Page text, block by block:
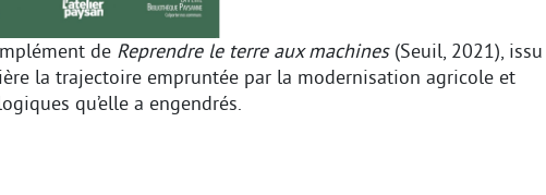
de Reprendre le terre aux machines(Seuil, 2021), issu
la trajectoire empruntée par la modernisation agricole et
qu’elle a engendrés.